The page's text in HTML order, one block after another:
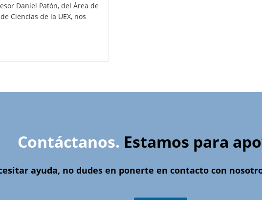
Daniel Patón, del Área de
Ciencias de la UEX, nos
Contáctanos. Estamos para
ayuda, no dudes en ponerte en contacto con